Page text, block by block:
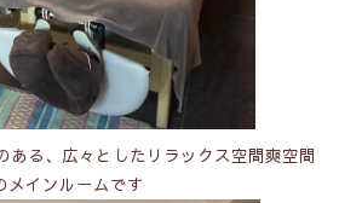
ある、広々としたリラックス空間爽空間
メインルームです